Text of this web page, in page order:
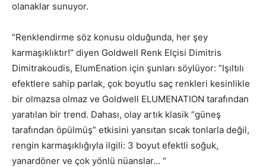
olanaklar sunuyor.
“Renklendirme söz konusu olduğunda, her şey
karmaşıklıktır!” diyen Goldwell Renk Elçisi Dimitris
Dimitrakoudis, ElumEnation için şunları söylüyor: “Işıltılı
efektlere sahip parlak, çok boyutlu saç renkleri kesinlikle
bir olmazsa olmaz ve Goldwell ELUMENATION tarafından
yaratılan bir trend. Dahası, olay artık klasik “güneş
tarafından öpülmüş” etkisini yansıtan sıcak tonlarla değil,
rengin karmaşıklığıyla ilgili: 3 boyut efektli soğuk,
yanardöner ve çok yönlü nüanslar… “